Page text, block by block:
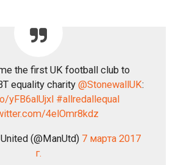
the first UK football club to
equality charity @StonewallUK:
yFB6alUjxl #allredallequal
4elOmr8kdz
(@ManUtd) 7 марта 2017
г.